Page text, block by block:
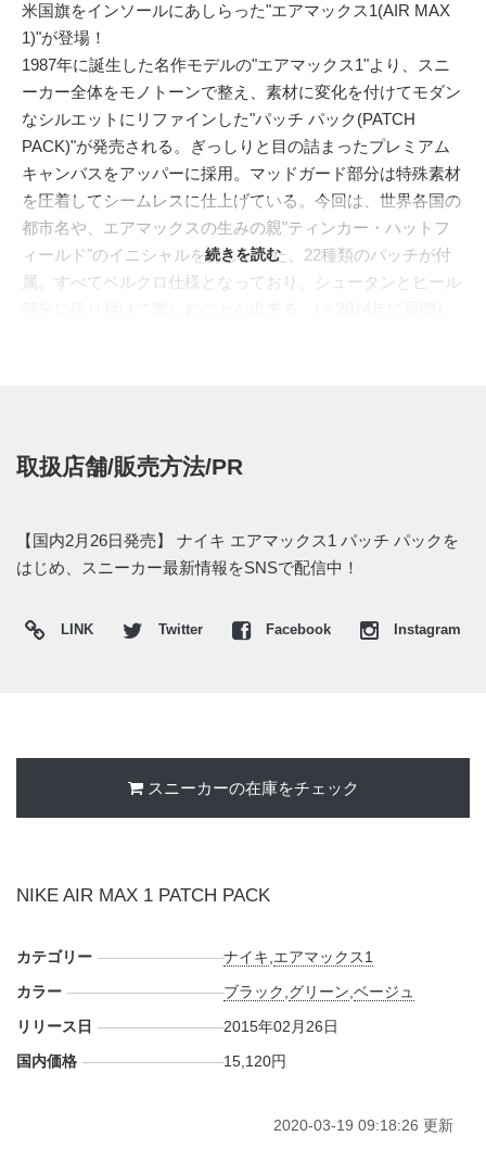
米国旗をインソールにあしらった"エアマックス1(AIR MAX
1)"が登場！
1987年に誕生した名作モデルの"エアマックス1"より、スニ
ーカー全体をモノトーンで整え、素材に変化を付けてモダン
なシルエットにリファインした"パッチ パック(PATCH
PACK)"が発売される。ぎっしりと目の詰まったプレミアム
キャンバスをアッパーに採用。マッドガード部分は特殊素材
を圧着してシームレスに仕上げている。今回は、世界各国の
都市名や、エアマックスの生みの親"ティンカー・ハットフ
ィールド"のイニシャルをあしらった、22種類のパッチが付
属。すべてベルクロ仕様となっており、シュータンとヒール
26日 午前10時だと思われる。)
⇒STEEL GREEN 704901-300
(直リンク)
⇒BLACK 704901-001(直リンク)
続きを読む
取扱店舗/販売方法/PR
【国内2月26日発売】 ナイキ エアマックス1 パッチ パックを
はじめ、スニーカー最新情報をSNSで配信中！
LINK Twitter Facebook Instagram
スニーカーの在庫をチェック
NIKE AIR MAX 1 PATCH PACK
カテゴリー ナイキ エアマックス1
カラー
ブラック グリーン ,ベージュ
リリース日
2015年02月26日
国内価格
15,120円
2020-03-19 09:18:26 更新